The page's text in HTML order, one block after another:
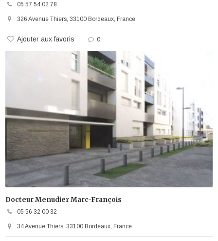
05 57 54 02 78
326 Avenue Thiers, 33100 Bordeaux, France
Ajouter aux favoris 0
Docteur Menudier Marc-François
05 56 32 00 32
34 Avenue Thiers, 33100 Bordeaux, France